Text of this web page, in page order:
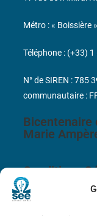
Bicentenaire
Marie
Conditions
Métro : « Boissière
Téléphone : (+33)
N° de SIREN : 785
communautaire :